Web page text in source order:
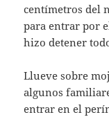
centímetros del
para entrar por
hizo detener
Llueve sobre
algunos
entrar en el